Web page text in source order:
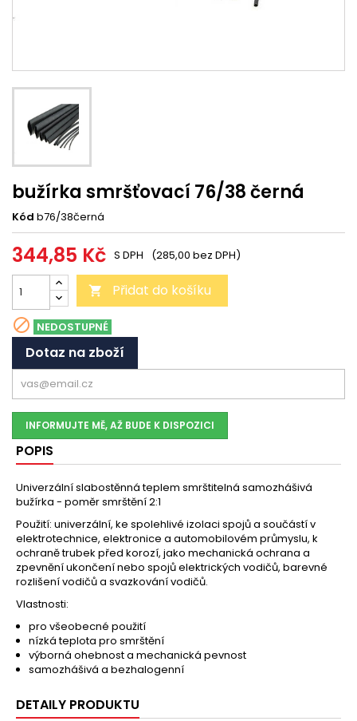
bužírka smršťovací 76/38 černá
Kód b76/38černá
344,85 Kč S DPH (285,00 bez DPH)
 Přidat do košíku
 NEDOSTUPNÉ
Dotaz na zboží
INFORMUJTE MĚ, AŽ BUDE K DISPOZICI
POPIS
Univerzální slabostěnná teplem smrštitelná samozhášivá
bužírka - poměr smrštění 2:1
Použití: univerzální, ke spolehlivé izolaci spojů a součástí v
elektrotechnice, elektronice a automobilovém průmyslu, k
ochraně trubek před korozí, jako mechanická ochrana a
zpevnění ukončení nebo spojů elektrických vodičů, barevné
rozlišení vodičů a svazkování vodičů.
Vlastnosti:
pro všeobecné použití
nízká teplota pro smrštění
výborná ohebnost a mechanická pevnost
samozhášivá a bezhalogenní
DETAILY PRODUKTU